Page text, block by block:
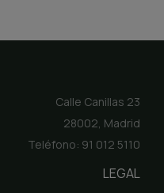
Calle Canillas 23
28002, Madrid
Teléfono: 91 012 5110
LEGAL